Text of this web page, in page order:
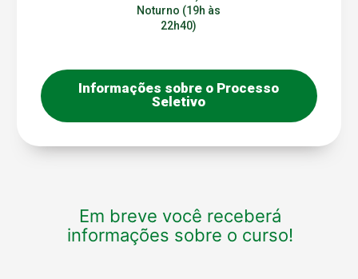
Noturno (19h às
22h40)
Informações sobre o Processo
Seletivo